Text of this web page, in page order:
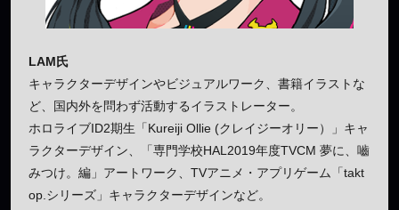
LAM氏
キャラクターデザインやビジュアルワーク、書籍イラストな
ど、国内外を問わず活動するイラストレーター。
ホロライブID2期生「Kureiji Ollie (クレイジーオリー）」キャ
ラクターデザイン、「専門学校HAL2019年度TVCM 夢に、嚙
みつけ。編」アートワーク、TVアニメ・アプリゲーム「takt
op.シリーズ」キャラクターデザインなど。